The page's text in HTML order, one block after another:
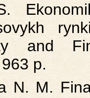
and
p.
N. M.